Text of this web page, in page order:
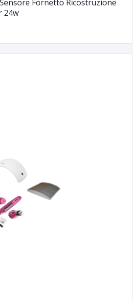
Fornetto Ricostruzione
24w